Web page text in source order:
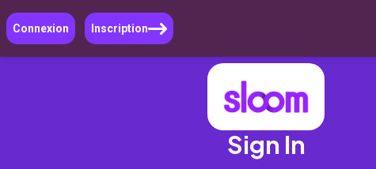
Connexion Inscription
Sign In